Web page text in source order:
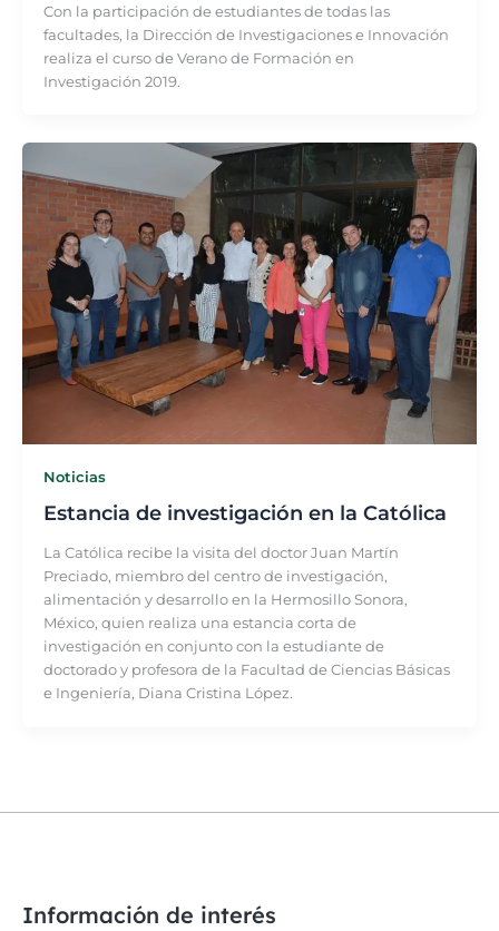
Con la participación de estudiantes de todas las
facultades, la Dirección de Investigaciones e Innovación
realiza el curso de Verano de Formación en
Investigación 2019.
Noticias
Estancia de investigación en la Católica
La Católica recibe la visita del doctor Juan Martín
Preciado, miembro del centro de investigación,
alimentación y desarrollo en la Hermosillo Sonora,
México, quien realiza una estancia corta de
investigación en conjunto con la estudiante de
doctorado y profesora de la Facultad de Ciencias Básicas
e Ingeniería, Diana Cristina López.
Información de interés